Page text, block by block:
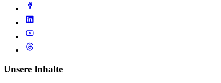
Unsere Inhalte